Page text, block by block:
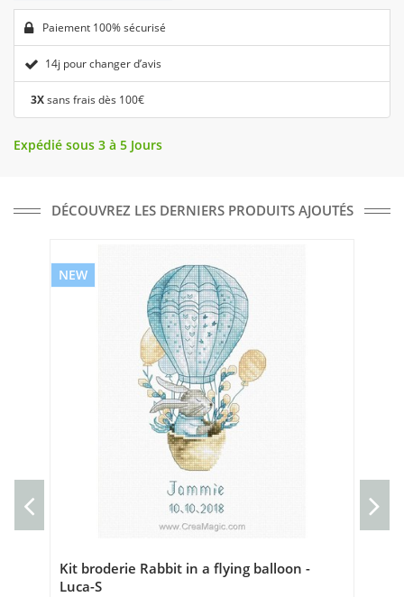
Paiement 100% sécurisé
14j pour changer d’avis
3Xsans frais dès 100€
Expédié sous 3 à 5 Jours
DÉCOUVREZ LES DERNIERS PRODUITS AJOUTÉS
NEW
Kit broderie Rabbit in a flying balloon -
Luca-S